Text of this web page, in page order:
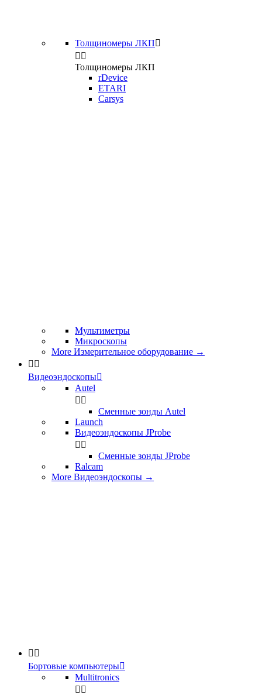
Толщиномеры ЛКП
 
Толщиномеры ЛКП
rDevice
ETARI
Carsys
Мультиметры
Микроскопы
More Измерительное оборудование →
 
Видеоэндоскопы
Autel
 
Сменные зонды Autel
Launch
Видеоэндоскопы JProbe
 
Сменные зонды JProbe
Ralcam
More Видеоэндоскопы →
 
Бортовые компьютеры
Multitronics
 